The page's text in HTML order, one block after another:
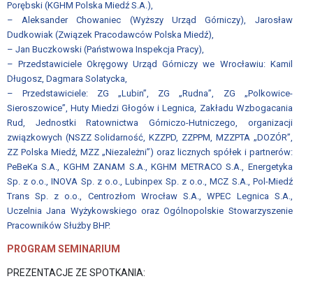
JAK
WSTĄPIĆ
DO
ZWIĄZKU
DOKUMENTY
APLIKACYJNE
UCHWAŁA
O
SKŁADKACH
PRACOWNICY
BIURA
ZWIĄZKU
POLSKA
Porębski (KGHM Polska Miedź S.A.),
– Aleksander Chowaniec (Wyższy Urząd Górniczy), Jarosław
Dudkowiak (Związek Pracodawców Polska Miedź),
– Jan Buczkowski (Państwowa Inspekcja Pracy),
– Przedstawiciele Okręgowy Urząd Górniczy we Wrocławiu: Kamil
Długosz, Dagmara Solatycka,
– Przedstawiciele: ZG „Lubin”, ZG „Rudna”, ZG „Polkowice-
Sieroszowice”, Huty Miedzi Głogów i Legnica, Zakładu Wzbogacania
Rud, Jednostki Ratownictwa Górniczo-Hutniczego, organizacji
związkowych (NSZZ Solidarność, KZZPD, ZZPPM, MZZPTA „DOZÓR”,
ZZ Polska Miedź, MZZ „Niezależni”) oraz licznych spółek i partnerów:
PeBeKa S.A., KGHM ZANAM S.A., KGHM METRACO S.A., Energetyka
Sp. z o.o., INOVA Sp. z o.o., Lubinpex Sp. z o.o., MCZ S.A., Pol-Miedź
Trans Sp. z o.o., Centrozłom Wrocław S.A., WPEC Legnica S.A.,
Uczelnia Jana Wyżykowskiego oraz Ogólnopolskie Stowarzyszenie
Pracowników Służby BHP.
PROGRAM SEMINARIUM
PREZENTACJE ZE SPOTKANIA: